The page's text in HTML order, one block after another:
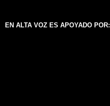
EN ALTA VOZ ES APOYADO POR: